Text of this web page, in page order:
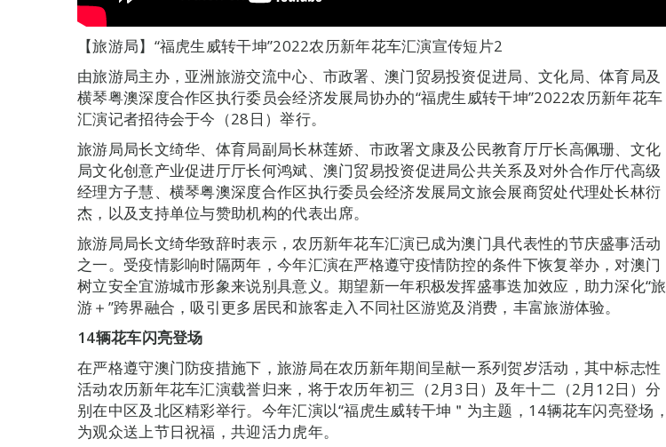
【旅游局】“福虎生威转干坤”2022农历新年花车汇演宣传短片2
由旅游局主办，亚洲旅游交流中心、市政署、澳门贸易投资促进局、文化局、体育局及
横琴粤澳深度合作区执行委员会经济发展局协办的“福虎生威转干坤”2022农历新年花车
汇演记者招待会于今（28日）举行。
旅游局局长文绮华、体育局副局长林莲娇、市政署文康及公民教育厅厅长高佩珊、文化
局文化创意产业促进厅厅长何鸿斌、澳门贸易投资促进局公共关系及对外合作厅代高级
经理方子慧、横琴粤澳深度合作区执行委员会经济发展局文旅会展商贸处代理处长林衍
杰，以及支持单位与赞助机构的代表出席。
旅游局局长文绮华致辞时表示，农历新年花车汇演已成为澳门具代表性的节庆盛事活动
之一。受疫情影响时隔两年，今年汇演在严格遵守疫情防控的条件下恢复举办，对澳门
树立安全宜游城市形象来说别具意义。期望新一年积极发挥盛事迭加效应，助力深化“旅
游＋”跨界融合，吸引更多居民和旅客走入不同社区游览及消费，丰富旅游体验。
14辆花车闪亮登场
在严格遵守澳门防疫措施下，旅游局在农历新年期间呈献一系列贺岁活动，其中标志性
活动农历新年花车汇演载誉归来，将于农历年初三（2月3日）及年十二（2月12日）分
别在中区及北区精彩举行。今年汇演以“福虎生威转干坤＂为主题，14辆花车闪亮登场，
为观众送上节日祝福，共迎活力虎年。